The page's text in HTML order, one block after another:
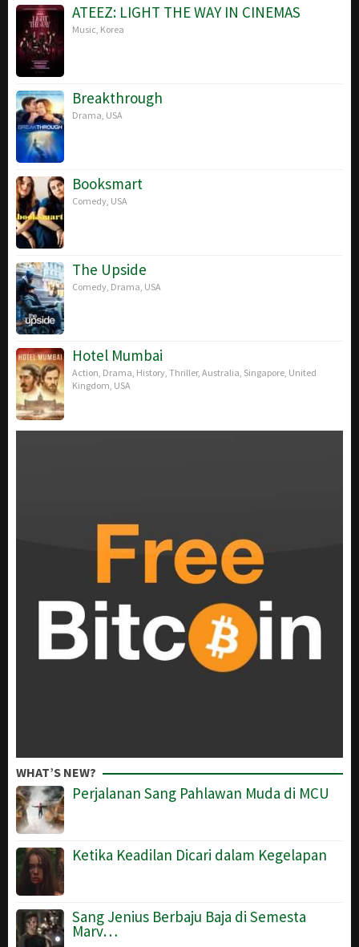
ATEEZ: LIGHT THE WAY IN CINEMAS
Music Korea
Breakthrough
Drama USA
Booksmart
Comedy USA
The Upside
Comedy Drama USA
Hotel Mumbai
Action Drama History Thriller, Australia Singapore United
Kingdom USA
WHAT’S NEW?
Perjalanan Sang Pahlawan Muda di MCU
Ketika Keadilan Dicari dalam Kegelapan
Sang Jenius Berbaju Baja di Semesta
Marv…